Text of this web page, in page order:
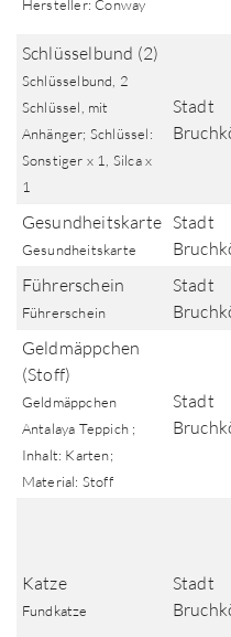
Hersteller: Conway
Schlüsselbund (2)
Schlüsselbund, 2
Schlüssel, mit
Anhänger; Schlüssel:
Sonstiger x 1, Silca x
1
Stadt
Gesundheitskarte
Gesundheitskarte
Stadt
Führerschein
Führerschein
Stadt
Geldmäppchen
(Stoff)
Geldmäppchen
Antalaya Teppich ;
Inhalt: Karten;
Material: Stoff
Stadt
Katze
Fundkatze
Stadt